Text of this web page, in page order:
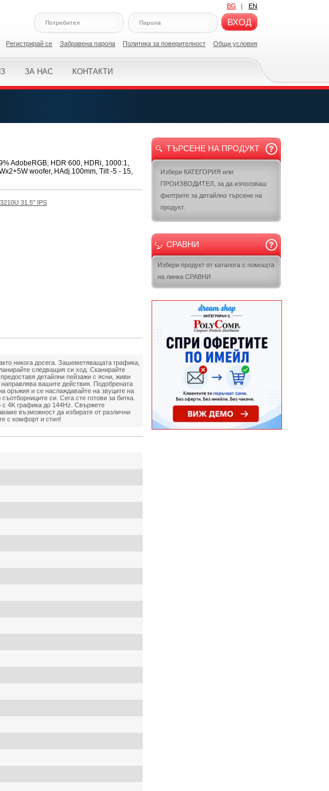
BG | EN
ВХОД
Регистрирай се Забравена парола Политикa за поверителност Общи условия
ЗА НАС КОНТАКТИ
AdobeRGB, HDR 600, HDRi, 1000:1,
woofer, HAdj.100mm, Tilt -5 - 15,
31.5" IPS
никога досега. Зашеметяващата графика,
следващия си ход. Сканирайте
детайлни пейзажи с ясни, живи
вашите действия. Подобрената
оръжия и се наслаждавайте на звуците на
си. Сега сте готови за битка.
с 4K графика до 144Hz. Свържете
възможност да избирате от различни
с комфорт и стил!
ТЪРСЕНЕ НА ПРОДУКТ
Избери КАТЕГОРИЯ или
ПРОИЗВОДИТЕЛ, за да използваш
филтрите за детайлно търсене на
продукт.
СРАВНИ
Избери продукт от каталога с помощта
на линка СРАВНИ